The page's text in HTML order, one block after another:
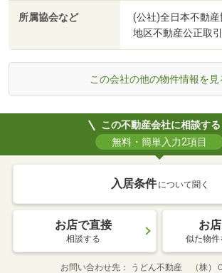
所属協会など
(公社)全日本不動
地区不動産公正取
この会社の他の物件情報を見
この不動産会社に相談する
無料・簡単入力2項目
入居条件 について聞く
お店で直接
相談する
お
似た物件
お問い合わせ先 うどん不動産 （株）